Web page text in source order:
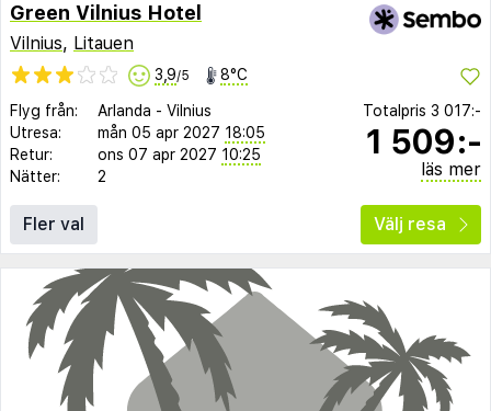
Green Vilnius Hotel
Vilnius, Litauen
3,9/5 8°C
Flyg från: Arlanda - Vilnius
Utresa:
mån 05 apr 2027 18:05
Retur:
ons 07 apr 2027 10:25
Nätter:
2
Totalpris 3 017:-
1 509:-
läs mer
Fler val Välj resa